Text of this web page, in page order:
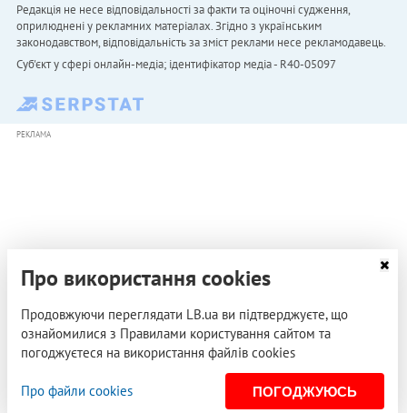
Редакція не несе відповідальності за факти та оціночні судження,
оприлюднені у рекламних матеріалах. Згідно з українським
законодавством, відповідальність за зміст реклами несе рекламодавець.
Cуб'єкт у сфері онлайн-медіа; ідентифікатор медіа - R40-05097
РЕКЛАМА
Про використання cookies
Продовжуючи переглядати LB.ua ви підтверджуєте, що
ознайомилися з Правилами користування сайтом та
погоджуєтеся на використання файлів cookies
Про файли cookies ПОГОДЖУЮСЬ